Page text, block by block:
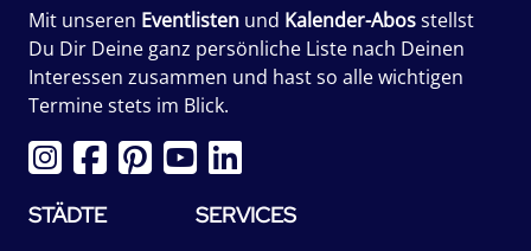
Mit unseren Eventlisten und Kalender-Abosstellst
Du Dir Deine ganz persönliche Liste nach Deinen
Interessen zusammen und hast so alle wichtigen
Termine stets im Blick.
STÄDTE SERVICES